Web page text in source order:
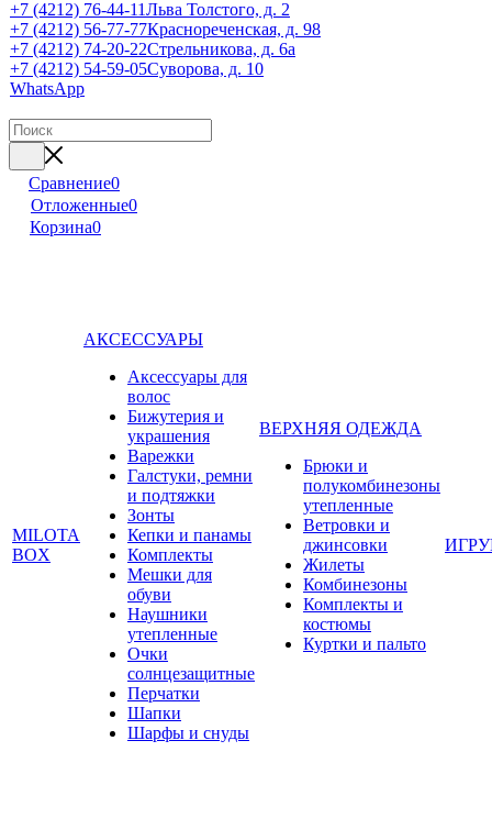
+7 (4212) 76-44-11Льва Толстого, д. 2
+7 (4212) 56-77-77Краснореченская, д. 98
+7 (4212) 74-20-22Стрельникова, д. 6а
+7 (4212) 54-59-05Суворова, д. 10
WhatsApp
Сравнение0
Отложенные0
Корзина0
MILOTA
BOX
АКСЕССУАРЫ
Аксессуары для
волос
Бижутерия и
украшения
Варежки
Галстуки, ремни
и подтяжки
Зонты
Кепки и панамы
Комплекты
Мешки для
обуви
Наушники
утепленные
Очки
солнцезащитные
Перчатки
Шапки
Шарфы и снуды
ВЕРХНЯЯ ОДЕЖДА
Брюки и
полукомбинезоны
утепленные
Ветровки и
джинсовки
Жилеты
Комбинезоны
Комплекты и
костюмы
Куртки и пальто